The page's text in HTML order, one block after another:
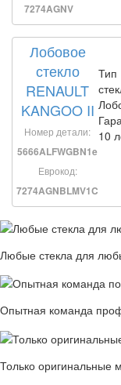
7274AGNV
Лобовое
стекло
RENAULT
KANGOO II
Номер детали:
5666ALFWGBN1e
Еврокод:
7274AGNBLMV1C
Тип
10
Любые стекла для
Опытная команда
Только оригинальные